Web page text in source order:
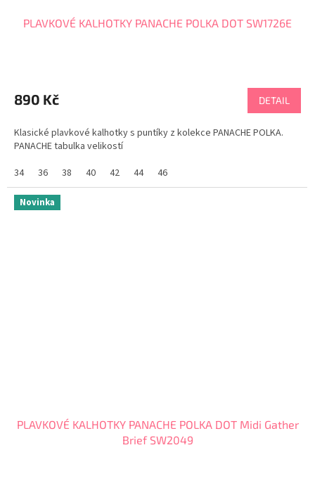
PLAVKOVÉ KALHOTKY PANACHE POLKA DOT SW1726E
890 Kč DETAIL
Klasické plavkové kalhotky s puntíky z kolekce PANACHE POLKA.
PANACHE tabulka velikostí
34
36 38 40 42 44 46
Novinka
PLAVKOVÉ KALHOTKY PANACHE POLKA DOT Midi Gather
Brief SW2049